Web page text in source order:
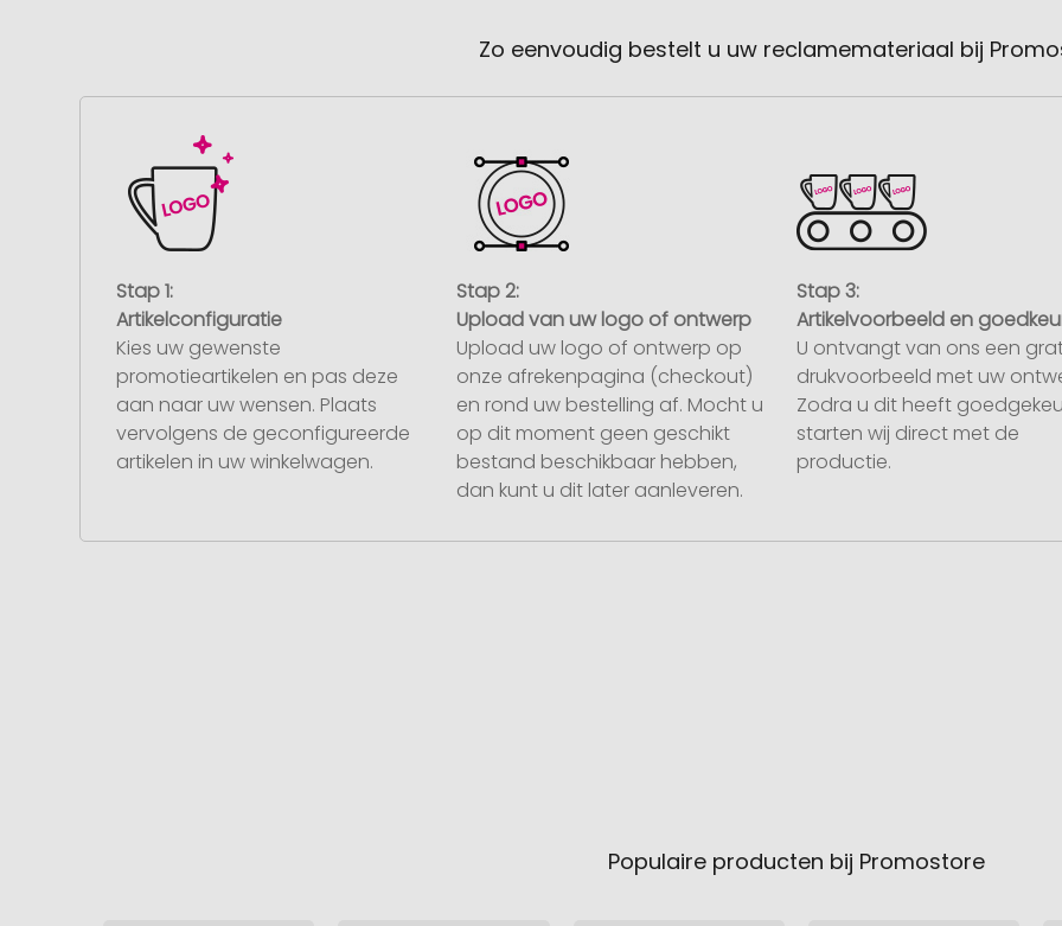
Zo eenvoudig bestelt u uw reclamemateriaal bij
Stap 1:
Artikelconfiguratie
Kies uw gewenste
promotieartikelen en pas deze
aan naar uw wensen. Plaats
vervolgens de geconfigureerde
artikelen in uw winkelwagen.
Stap 2:
Upload van uw logo of ontwerp
Upload uw logo of ontwerp op
onze afrekenpagina (checkout)
en rond uw bestelling af. Mocht u
op dit moment geen geschikt
bestand beschikbaar hebben,
dan kunt u dit later aanleveren.
Stap 3:
Artikelvoorbeeld en
U ontvangt van ons een
drukvoorbeeld met uw
Zodra u dit heeft
starten wij direct met de
productie.
Populaire producten bij Promostore